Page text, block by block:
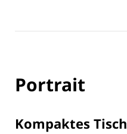
Portrait
Kompaktes